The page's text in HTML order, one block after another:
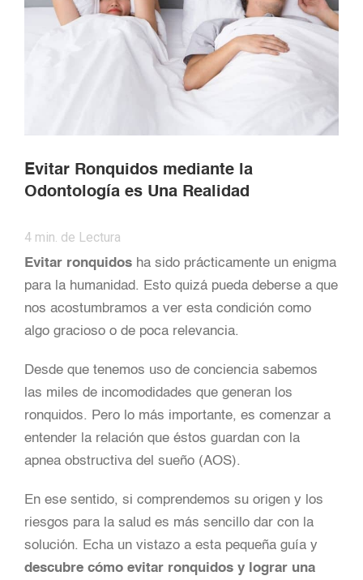
Evitar Ronquidos mediante la
Odontología es Una Realidad
4 min. de Lectura
Evitar ronquidos ha sido prácticamente un enigma
para la humanidad. Esto quizá pueda deberse a que
nos acostumbramos a ver esta condición como
algo gracioso o de poca relevancia.
Desde que tenemos uso de conciencia sabemos
las miles de incomodidades que generan los
ronquidos. Pero lo más importante, es comenzar a
entender la relación que éstos guardan con la
apnea obstructiva del sueño (AOS).
En ese sentido, si comprendemos su origen y los
riesgos para la salud es más sencillo dar con la
solución. Echa un vistazo a esta pequeña guía y
descubre cómo evitar ronquidos y lograr una